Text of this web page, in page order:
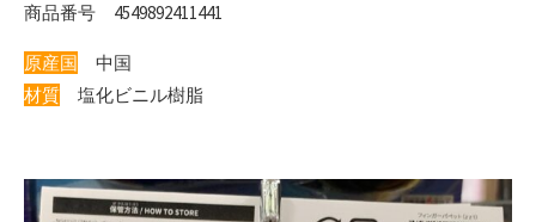
商品番号 4549892411441
原産国 中国
材質 塩化ビニル樹脂